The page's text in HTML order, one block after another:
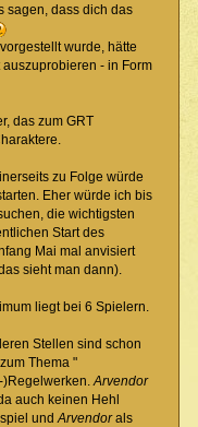
sagen, dass dich das
wurde, hätte
- in Form
das zum GRT
zu Folge würde
Eher würde ich bis
die wichtigsten
Start des
Mai mal anvisiert
sieht man dann).
liegt bei 6 Spielern.
Stellen sind schon
Thema "
)Regelwerken.Arvendor
auch keinen Hehl
undArvendorals